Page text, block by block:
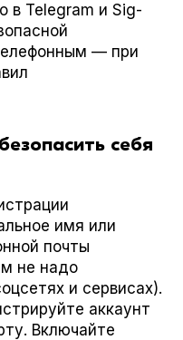
в Telegram и Sig­
— при
себя
имя или
почты
не надо
и сервисах).
аккаунт
Включайте